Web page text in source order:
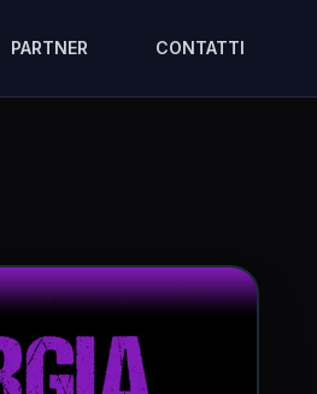
PARTNER CONTATTI